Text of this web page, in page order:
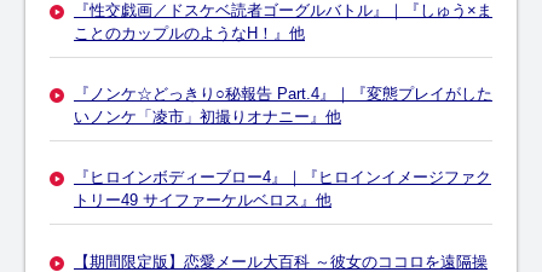
『性交戯画／ドスケベ読者ゴーグルバトル』｜『しゅう×ま
ことのカップルのようなH！』他
『ノンケ☆どっきり○秘報告 Part.4』｜『変態プレイがした
いノンケ「凌市」初撮りオナニー』他
『ヒロインボディーブロー4』｜『ヒロインイメージファク
トリー49 サイファーケルベロス』他
【期間限定版】恋愛メール大百科 ～彼女のココロを遠隔操